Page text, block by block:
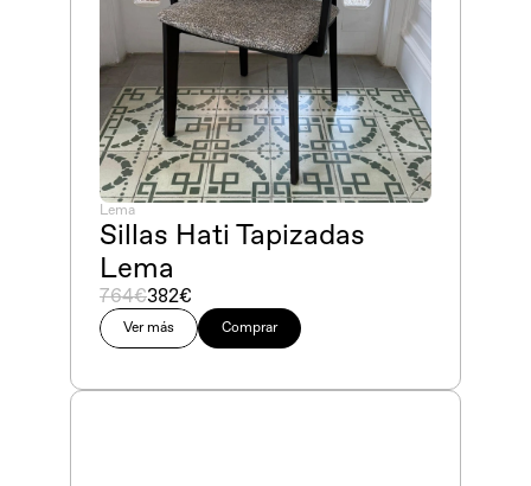
Ver más Comprar
Lema
Sillas Hati Tapizadas
Lema
382€
764€